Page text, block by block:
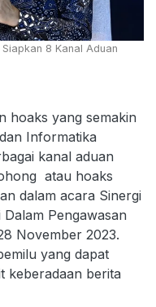
8 Kanal Aduan
hoaks yang semakin
Informatika
kanal aduan
atau hoaks
dalam acara Sinergi
Pengawasan
November 2023.
yang dapat
keberadaan berita